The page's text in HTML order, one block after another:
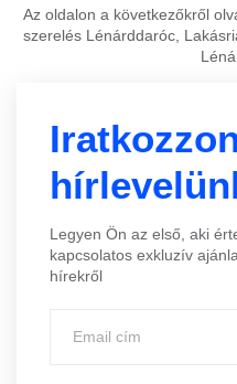
Az oldalon a következőkről
szerelés Lénárddaróc,
Legyen Ön az első, aki
kapcsolatos exkluzív
hírekről